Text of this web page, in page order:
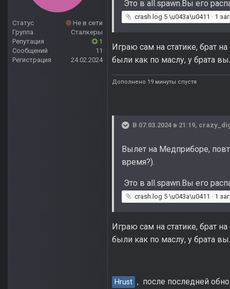
Статус
Не в сети
Группа
Сталкеры
Репутация
1
Сообщений
11
Регистрация
24.02.2024
Это в all.spawn.Вы его
crash.log 5 \u043a\u0411 · 1
Играю сам на статике, брат
были как по маслу, у брата
Дополнено 19 минуты спустя
В 07.03.2024 в 21:19,
Вылет на Медприборе,
время?).
Это в all.spawn.Вы его
crash.log 5 \u043a\u0411 · 1
Играю сам на статике, брат
были как по маслу, у брата
Hrust , после последней